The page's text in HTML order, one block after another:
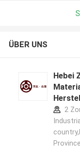
ÜBER UNS
Hebei
2